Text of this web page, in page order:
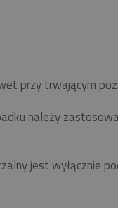
przy trwającym
należy
jest wyłącznie